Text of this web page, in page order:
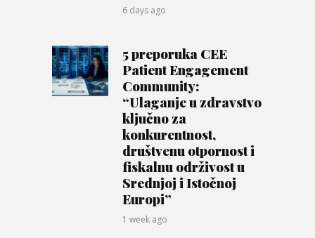
6 days ago
5 preporuka CEE
Patient Engagement
Community:
“Ulaganje u zdravstvo
ključno za
konkurentnost,
društvenu otpornost i
fiskalnu održivost u
Srednjoj i Istočnoj
Europi”
1 week ago